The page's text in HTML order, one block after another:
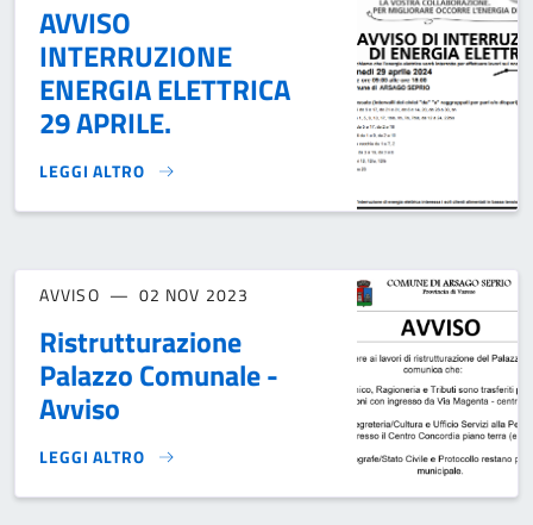
AVVISO
INTERRUZIONE
ENERGIA ELETTRICA
29 APRILE.
LEGGI ALTRO
AVVISO INTERRUZIONE ENERGIA ELETTRICA 29 APRILE.}
AVVISO 02 NOV 2023
Ristrutturazione
Palazzo Comunale -
Avviso
LEGGI ALTRO
RISTRUTTURAZIONE PALAZZO COMUNALE - AVVISO}